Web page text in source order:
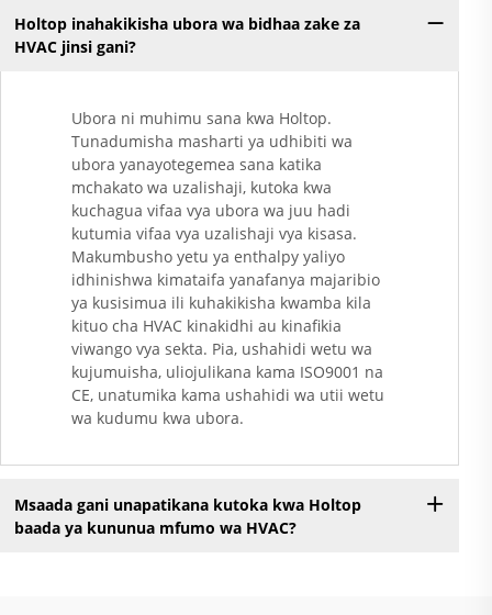
Holtop inahakikisha ubora wa bidhaa zake za
HVAC jinsi gani?
Ubora ni muhimu sana kwa Holtop.
Tunadumisha masharti ya udhibiti wa
ubora yanayotegemea sana katika
mchakato wa uzalishaji, kutoka kwa
kuchagua vifaa vya ubora wa juu hadi
kutumia vifaa vya uzalishaji vya kisasa.
Makumbusho yetu ya enthalpy yaliyo
idhinishwa kimataifa yanafanya majaribio
ya kusisimua ili kuhakikisha kwamba kila
kituo cha HVAC kinakidhi au kinafikia
viwango vya sekta. Pia, ushahidi wetu wa
kujumuisha, uliojulikana kama ISO9001 na
CE, unatumika kama ushahidi wa utii wetu
wa kudumu kwa ubora.
Msaada gani unapatikana kutoka kwa Holtop
baada ya kununua mfumo wa HVAC?